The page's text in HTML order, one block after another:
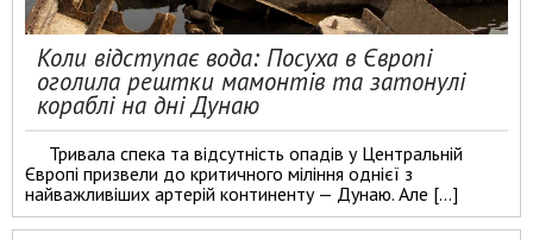
Коли відступає вода: Посуха в Європі
оголила рештки мамонтів та затонулі
кораблі на дні Дунаю
Тривала спека та відсутність опадів у Центральній
Європі призвели до критичного міління однієї з
найважливіших артерій континенту — Дунаю. Але […]